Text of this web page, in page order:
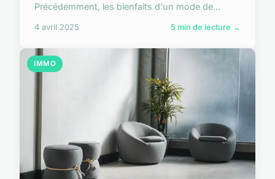
Précédemment, les bienfaits d'un mode de...
4 avril 2025 5 min de lecture →
IMMO